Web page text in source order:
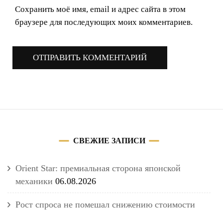
Сохранить моё имя, email и адрес сайта в этом
браузере для последующих моих комментариев.
СВЕЖИЕ ЗАПИСИ
Orient Star: премиальная сторона японской
механики 06.08.2026
Рост спроса не помешал снижению стоимости